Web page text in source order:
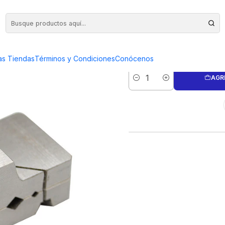
TiendasTérminos y CondicionesConócenos
Cantidad